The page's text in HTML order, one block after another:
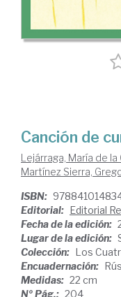
Canción de
Lejárraga, María de la
Martínez Sierra,
ISBN:
Editorial: Editorial
Fecha de la edición:
Lugar de la edición:
Colección: Los
Encuadernación:
Medidas: 22 cm
Nº Pág.: 204